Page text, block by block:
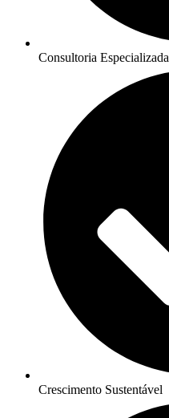
Consultoria Especializada
Crescimento Sustentável